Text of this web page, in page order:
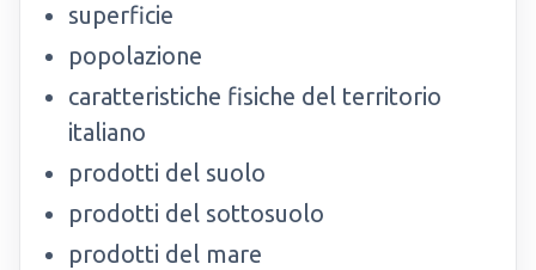
superficie
popolazione
caratteristiche fisiche del territorio
italiano
prodotti del suolo
prodotti del sottosuolo
prodotti del mare